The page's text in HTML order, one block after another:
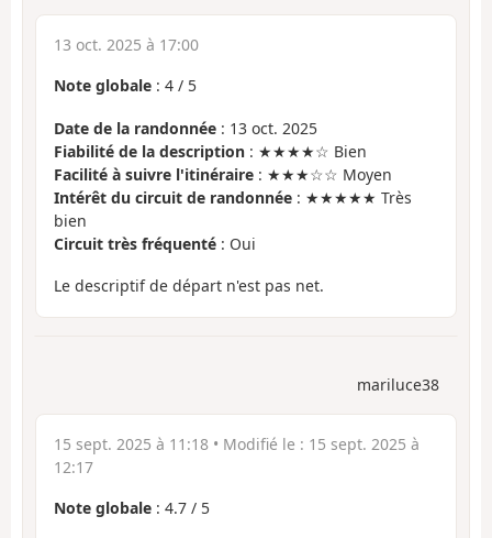
13 oct. 2025 à 17:00
Note globale : 4 / 5
Date de la randonnée : 13 oct. 2025
Fiabilité de la description : ★★★★☆ Bien
Facilité à suivre l'itinéraire : ★★★☆☆ Moyen
Intérêt du circuit de randonnée : ★★★★★ Très
bien
Circuit très fréquenté : Oui
Le descriptif de départ n'est pas net.
mariluce38
15 sept. 2025 à 11:18 • Modifié le : 15 sept. 2025 à
12:17
Note globale : 4.7 / 5